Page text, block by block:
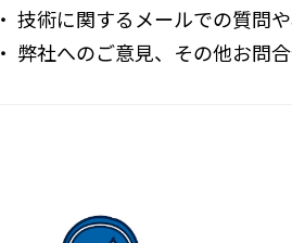
・ 技術に関するメールでの質問
・ 弊社へのご意見、その他お問